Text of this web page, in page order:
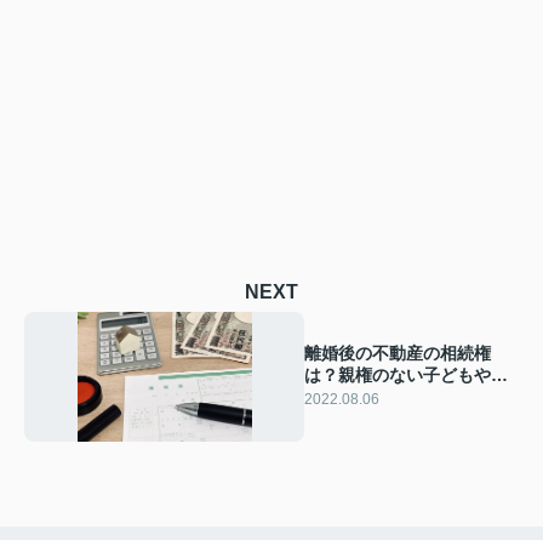
NEXT
離婚後の不動産の相続権
は？親権のない子どもや連
れ子の場合について解説！
2022.08.06